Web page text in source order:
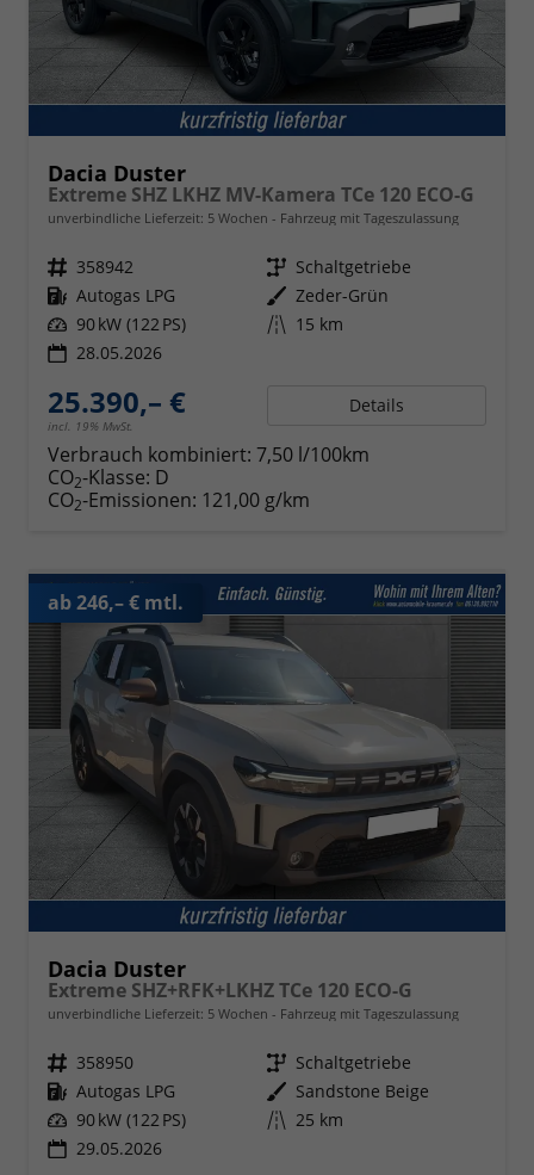
Dacia Duster
Extreme SHZ LKHZ MV-Kamera TCe 120 ECO-G
unverbindliche Lieferzeit: 5 Wochen Fahrzeug mit Tageszulassung
Fahrzeugnr. 358942 Getriebe Schaltgetriebe
Kraftstoff Autogas LPG Außenfarbe Zeder-Grün
Leistung 90 kW (122 PS) Kilometerstand 15 km
28.05.2026
25.390,– €
incl. 19% MwSt.
Details
Verbrauch kombiniert: 7,50 l/100km
CO2-Klasse: D
CO2-Emissionen: 121,00 g/km
ab 246,– € mtl.
Dacia Duster
Extreme SHZ+RFK+LKHZ TCe 120 ECO-G
unverbindliche Lieferzeit: 5 Wochen Fahrzeug mit Tageszulassung
Fahrzeugnr. 358950 Getriebe Schaltgetriebe
Kraftstoff Autogas LPG Außenfarbe Sandstone Beige
Leistung 90 kW (122 PS) Kilometerstand 25 km
29.05.2026